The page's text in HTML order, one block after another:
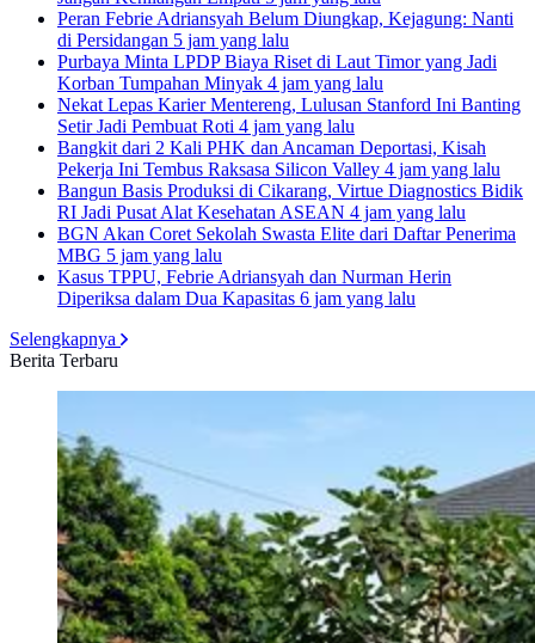
Peran Febrie Adriansyah Belum Diungkap, Kejagung: Nanti
di Persidangan 5 jam yang lalu
Purbaya Minta LPDP Biaya Riset di Laut Timor yang Jadi
Korban Tumpahan Minyak 4 jam yang lalu
Nekat Lepas Karier Mentereng, Lulusan Stanford Ini Banting
Setir Jadi Pembuat Roti 4 jam yang lalu
Bangkit dari 2 Kali PHK dan Ancaman Deportasi, Kisah
Pekerja Ini Tembus Raksasa Silicon Valley 4 jam yang lalu
Bangun Basis Produksi di Cikarang, Virtue Diagnostics Bidik
RI Jadi Pusat Alat Kesehatan ASEAN 4 jam yang lalu
BGN Akan Coret Sekolah Swasta Elite dari Daftar Penerima
MBG 5 jam yang lalu
Kasus TPPU, Febrie Adriansyah dan Nurman Herin
Diperiksa dalam Dua Kapasitas 6 jam yang lalu
Selengkapnya
Berita Terbaru